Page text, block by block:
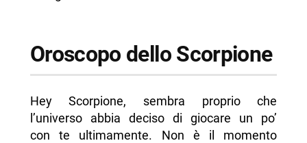
Oroscopo dello Scorpione
Hey Scorpione, sembra proprio che
l’universo abbia deciso di giocare un po’
con te ultimamente. Non è il momento